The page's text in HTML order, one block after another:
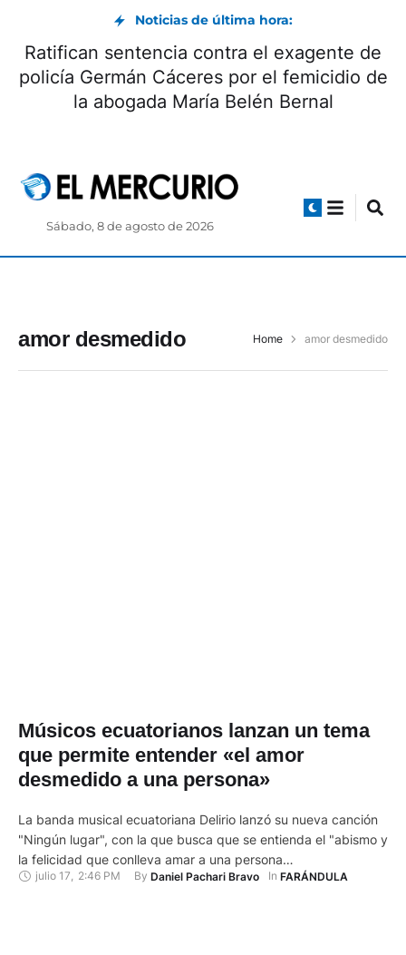
Noticias de última hora:
Ratifican sentencia contra el exagente de
policía Germán Cáceres por el femicidio de
la abogada María Belén Bernal
Sábado, 8 de agosto de 2026
amor desmedido Home amor desmedido
Músicos ecuatorianos lanzan un tema
que permite entender «el amor
desmedido a una persona»
La banda musical ecuatoriana Delirio lanzó su nueva canción
"Ningún lugar", con la que busca que se entienda el "abismo y
la felicidad que conlleva amar a una persona
desmedidamente". Delirio es una banda formada por Miguel
julio 17, 2:46 PM By Daniel Pachari Bravo In FARÁNDULA